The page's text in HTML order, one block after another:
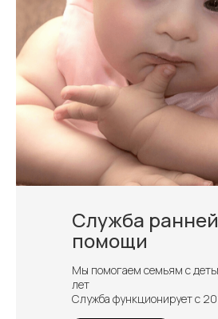
Служба ранней
помощи
Мы помогаем семьям с
лет
Служба функционирует с